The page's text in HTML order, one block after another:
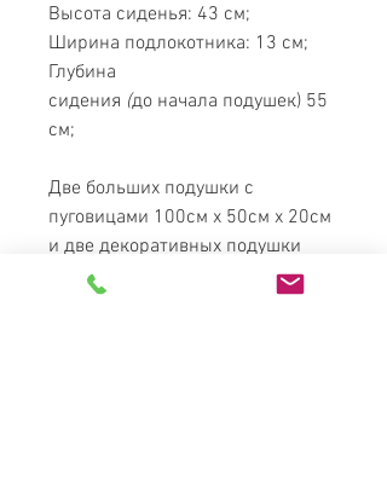
Высота сиденья: 43 см;
Ширина подлокотника: 13 см;
Глубина
сидения (до начала подушек) 55
см;
Две больших подушки с
пуговицами 100см х 50см х 20см
и две декоративных подушки
40х40